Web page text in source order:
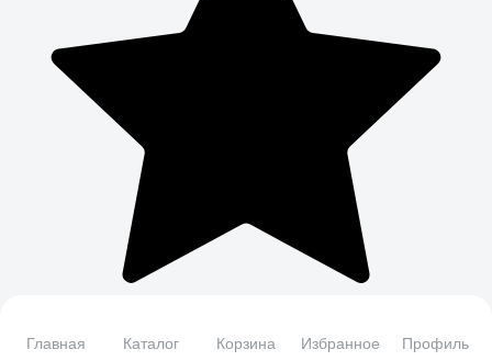
Главная Каталог Корзина Избранное Профиль